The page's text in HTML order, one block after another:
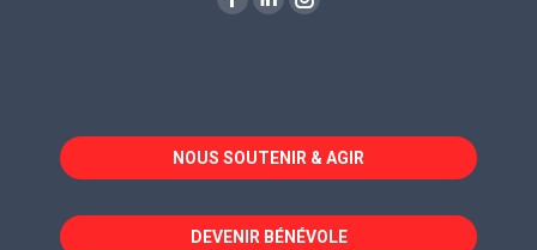
La
dans
une
fenêtre
La
dans
une
fenêtre
La
dans
une
fenêtre
NOUS SOUTENIR & AGIR
DEVENIR BÉNÉVOLE